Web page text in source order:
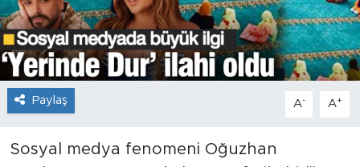
Paylaş A- A+
Sosyal medya fenomeni Oğuzhan